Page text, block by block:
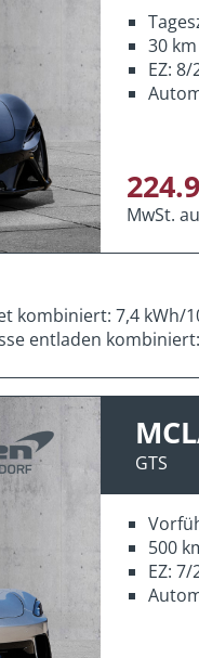
30 km
EZ: 8/
MwSt.
kombiniert: 7,4 kWh/
entladen
GTS
500
EZ: 7/